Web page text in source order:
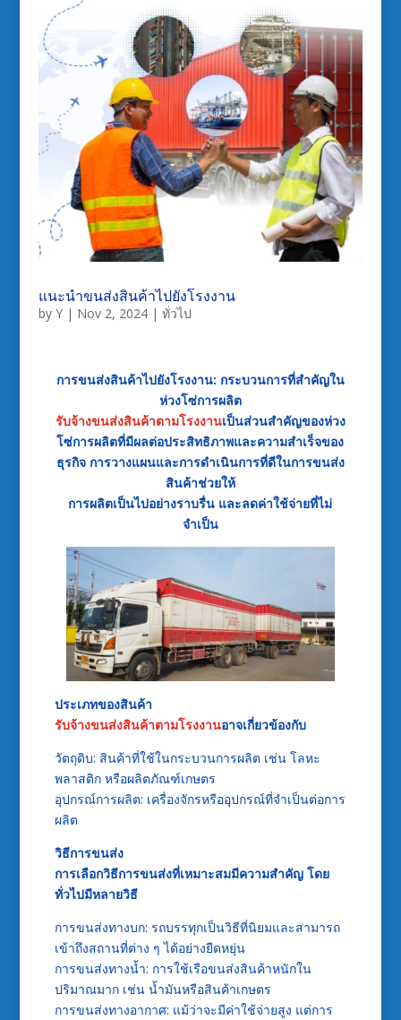
แนะนำขนส่งสินค้าไปยังโรงงาน
by Y| Nov 2, 2024| ทั่วไป
การขนส่งสินค้าไปยังโรงงาน: กระบวนการที่สำคัญใน
ห่วงโซ่การผลิต
รับจ้างขนส่งสินค้าตามโรงงานเป็นส่วนสำคัญของห่วง
โซ่การผลิตที่มีผลต่อประสิทธิภาพและความสำเร็จของ
ธุรกิจ การวางแผนและการดำเนินการที่ดีในการขนส่ง
สินค้าช่วยให้
การผลิตเป็นไปอย่างราบรื่น และลดค่าใช้จ่ายที่ไม่
จำเป็น
ประเภทของสินค้า
รับจ้างขนส่งสินค้าตามโรงงานอาจเกี่ยวข้องกับ
วัตถุดิบ: สินค้าที่ใช้ในกระบวนการผลิต เช่น โลหะ
พลาสติก หรือผลิตภัณฑ์เกษตร
อุปกรณ์การผลิต: เครื่องจักรหรืออุปกรณ์ที่จำเป็นต่อการ
ผลิต
วิธีการขนส่ง
การเลือกวิธีการขนส่งที่เหมาะสมมีความสำคัญ โดย
ทั่วไปมีหลายวิธี
การขนส่งทางบก: รถบรรทุกเป็นวิธีที่นิยมและสามารถ
เข้าถึงสถานที่ต่าง ๆ ได้อย่างยืดหยุ่น
การขนส่งทางน้ำ: การใช้เรือขนส่งสินค้าหนักใน
ปริมาณมาก เช่น น้ำมันหรือสินค้าเกษตร
การขนส่งทางอากาศ: แม้ว่าจะมีค่าใช้จ่ายสูง แต่การ